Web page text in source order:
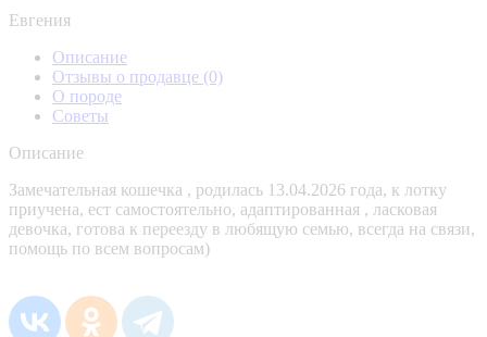
Евгения
Описание
Отзывы о продавце (0)
О породе
Советы
Описание
Замечательная кошечка , родилась 13.04.2026 года, к лотку
приучена, ест самостоятельно, адаптированная , ласковая
девочка, готова к переезду в любящую семью, всегда на связи,
помощь по всем вопросам)